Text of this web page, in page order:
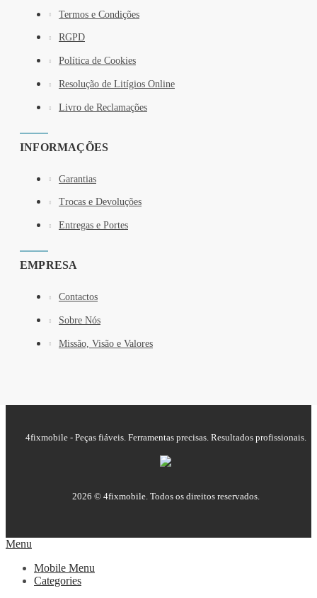
Termos e Condições
RGPD
Política de Cookies
Resolução de Litígios Online
Livro de Reclamações
INFORMAÇÕES
Garantias
Trocas e Devoluções
Entregas e Portes
EMPRESA
Contactos
Sobre Nós
Missão, Visão e Valores
4fixmobile - Peças fiáveis. Ferramentas precisas. Resultados profissionais.
2026 © 4fixmobile. Todos os direitos reservados.
Menu
Mobile Menu
Categories